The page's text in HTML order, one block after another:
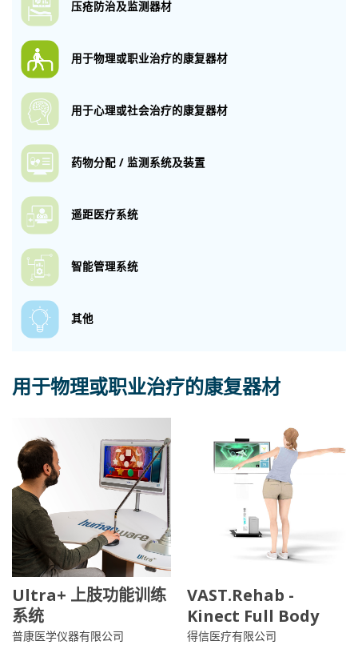
压疮防治及监测器材
用于物理或职业治疗的康复器材
用于心理或社会治疗的康复器材
药物分配 / 监测系统及装置
遥距医疗系统
智能管理系统
其他
用于物理或职业治疗的康复器材
Ultra+ 上肢功能训练
系统
普康医学仪器有限公司
VAST.Rehab -
Kinect Full Body
得信医疗有限公司